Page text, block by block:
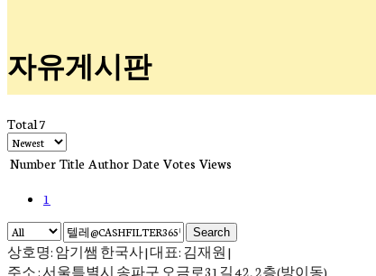
자유게시판
Total 7
Number Title Author Date Votes Views
1
Search
상호명: 암기쌤 한국사 | 대표: 김재원 |
주소 : 서울특별시 송파구 오금로31길 42, 2층(방이동)